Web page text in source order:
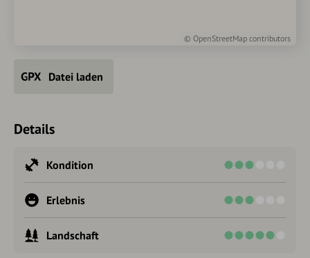
© OpenStreetMap contributors
Datei laden
Details
Kondition
Erlebnis
Landschaft